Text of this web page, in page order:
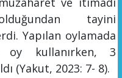
tayini
Yapılan oylamada
oy kullanırken, 3
(Yakut, 2023: 7- 8).